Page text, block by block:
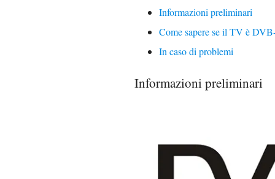
Informazioni preliminari
Come sapere se il TV è
In caso di problemi
Informazioni preliminari